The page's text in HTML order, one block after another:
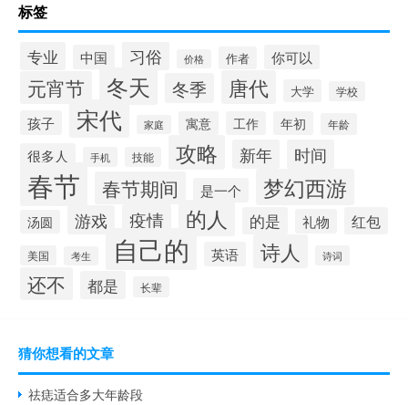
标签
专业 中国 习俗 价格 作者 你可以
元宵节 冬天 冬季 唐代 大学 学校
孩子 宋代 家庭 寓意 工作 年初 年龄
很多人 手机 技能 攻略 新年 时间
春节 春节期间 是一个 梦幻西游
汤圆 游戏 疫情 的人 的是 礼物 红包
美国 考生 自己的 英语 诗人 诗词
还不 都是 长辈
猜你想看的文章
祛痣适合多大年龄段